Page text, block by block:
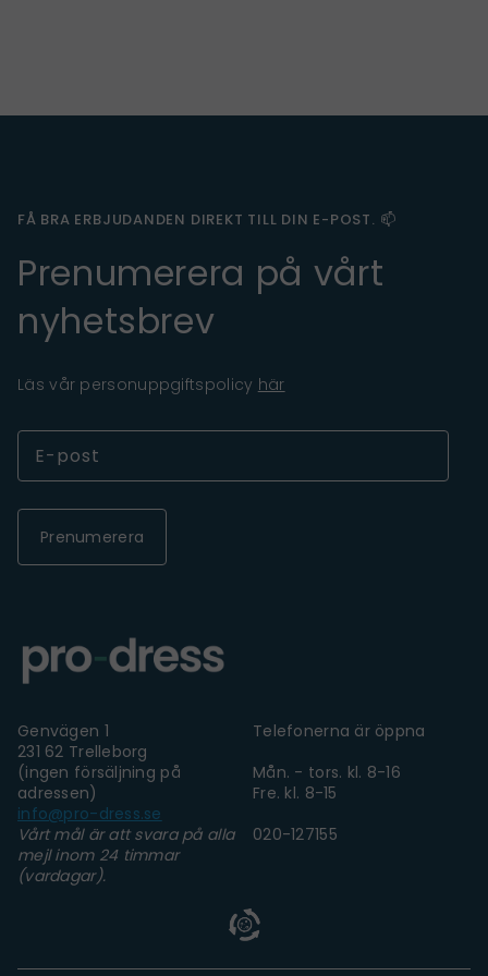
FÅ BRA ERBJUDANDEN DIREKT TILL DIN E-POST. 📫
Prenumerera på vårt
nyhetsbrev
Läs vår personuppgiftspolicy här
Prenumerera
Genvägen 1
231 62 Trelleborg
(ingen försäljning på
adressen)
info@pro-dress.se
Vårt mål är att svara på alla
mejl inom 24 timmar
(vardagar).
Telefonerna är öppna
Mån. - tors. kl. 8-16
Fre. kl. 8-15
020-127155